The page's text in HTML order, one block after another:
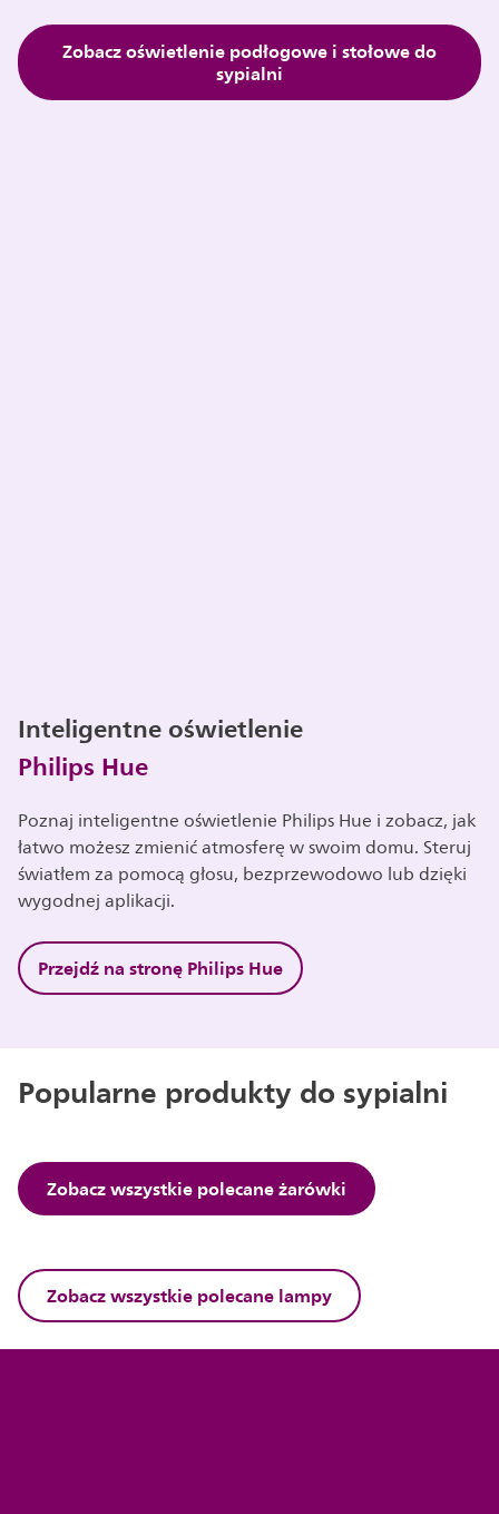
Zobacz oświetlenie podłogowe i stołowe do
sypialni
Inteligentne oświetlenie
Philips Hue
Poznaj inteligentne oświetlenie Philips Hue i zobacz, jak
łatwo możesz zmienić atmosferę w swoim domu. Steruj
światłem za pomocą głosu, bezprzewodowo lub dzięki
wygodnej aplikacji.
Przejdź na stronę Philips Hue
Popularne produkty do sypialni
Zobacz wszystkie polecane żarówki
Zobacz wszystkie polecane lampy